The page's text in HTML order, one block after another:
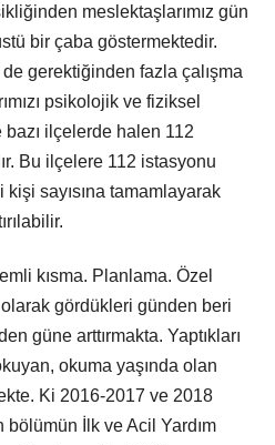
meslektaşlarımız gün
bir çaba göstermektedir.
gerektiğinden fazla çalışma
psikolojik ve fiziksel
bazı ilçelerde halen 112
Bu ilçelere 112 istasyonu
sayısına tamamlayarak
kısma. Planlama. Özel
gördükleri günden beri
güne arttırmakta. Yaptıkları
okuma yaşında olan
Ki 2016-2017 ve 2018
bölümün İlk ve Acil Yardım